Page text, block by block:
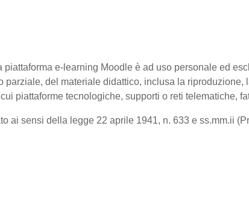
piattaforma e-learning Moodle è ad uso personale ed
parziale, del materiale didattico, inclusa la
piattaforme tecnologiche, supporti o reti telematiche,
ai sensi della legge 22 aprile 1941, n. 633 e ss.mm.ii